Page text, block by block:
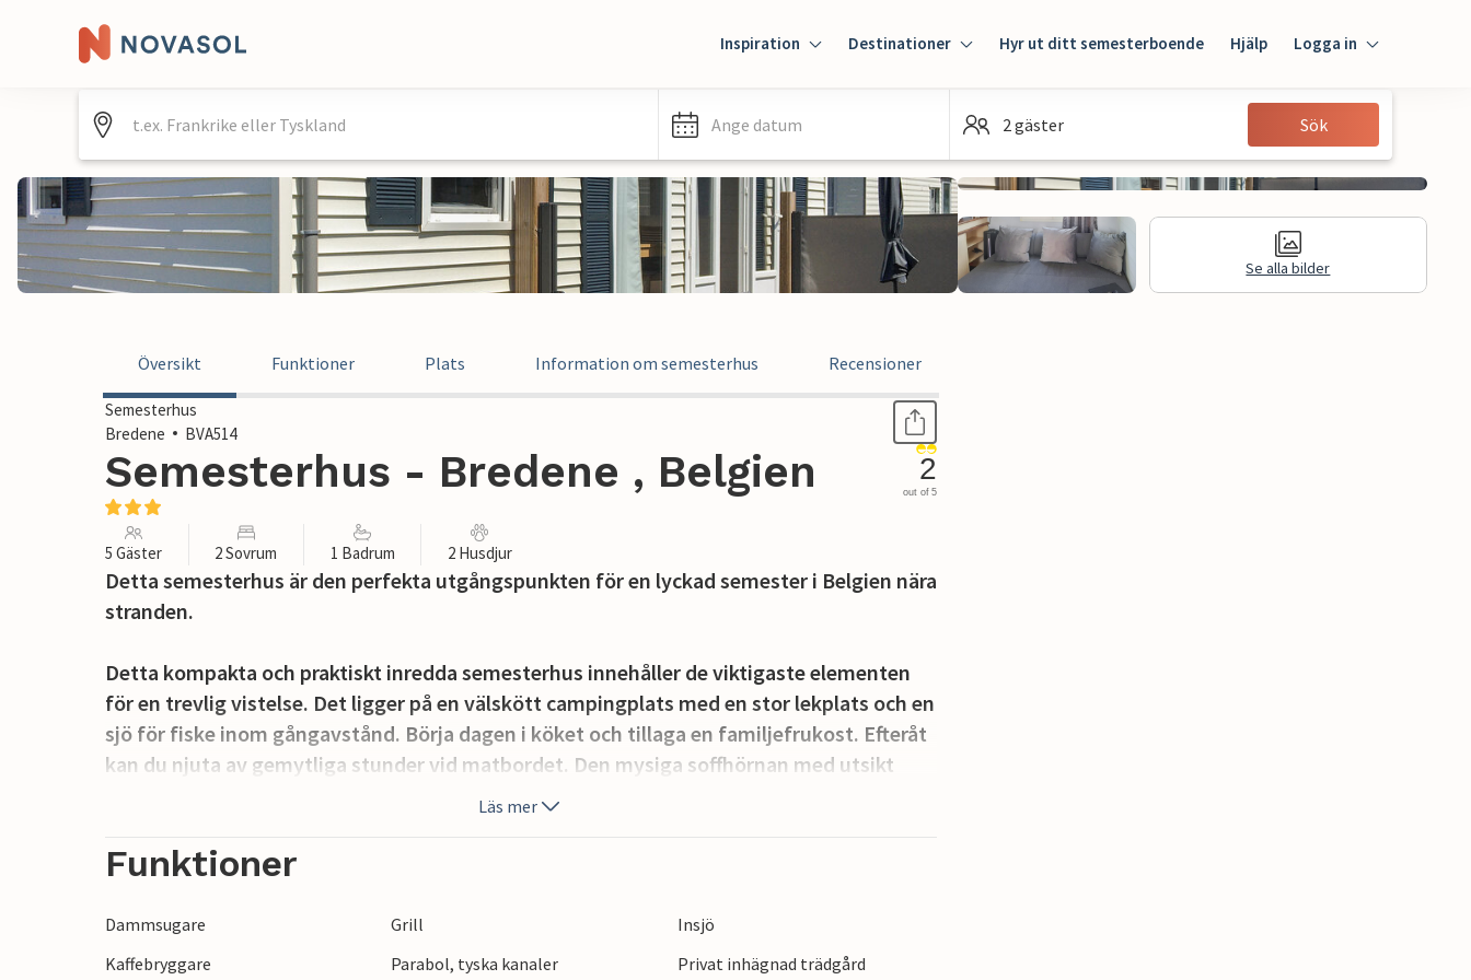
Inspiration Destinationer Hyr ut ditt semesterboende Hjälp Logga in
Gäst
Ange datum 2 gäster Sök
Se alla bilder
Översikt Funktioner Plats Information om semesterhus Recensioner
Semesterhus
Bredene
BVA514
Semesterhus - Bredene , Belgien 2
out of 5
5 Gäster 2 Sovrum 1 Badrum 2 Husdjur
Detta semesterhus är den perfekta utgångspunkten för en lyckad semester i Belgien nära
stranden.
Detta kompakta och praktiskt inredda semesterhus innehåller de viktigaste elementen
för en trevlig vistelse. Det ligger på en välskött campingplats med en stor lekplats och en
sjö för fiske inom gångavstånd. Börja dagen i köket och tillaga en familjefrukost. Efteråt
kan du njuta av gemytliga stunder vid matbordet. Den mysiga soffhörnan med utsikt
över trädgården är perfekt för roliga spel eller avkopplande filmkvällar. Utanför kan du
med en kopp kaffe.
Ditt semesterhus i Bredene ligger bara ett kort avstånd från närmaste vackra sandstrand.
Läs mer
Funktioner
Dammsugare Grill
Insjö
Kaffebryggare
Parabol, tyska kanaler
Privat inhägnad trädgård